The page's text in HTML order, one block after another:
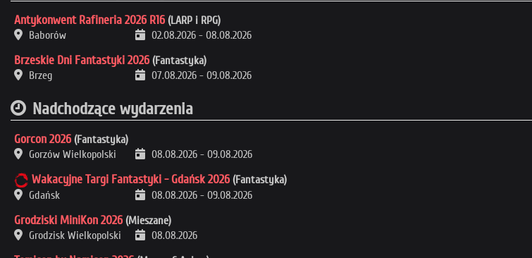
Antykonwent Rafineria 2026 R16 (LARP i RPG)
Baborów
02.08.2026 - 08.08.2026
Brzeskie Dni Fantastyki 2026 (Fantastyka)
Brzeg
07.08.2026 - 09.08.2026
Nadchodzące wydarzenia
Gorcon 2026 (Fantastyka)
Gorzów Wielkopolski
08.08.2026 - 09.08.2026
Wakacyjne Targi Fantastyki - Gdańsk 2026 (Fantastyka)
Gdańsk
08.08.2026 - 09.08.2026
Grodziski MiniKon 2026 (Mieszane)
Grodzisk Wielkopolski
08.08.2026